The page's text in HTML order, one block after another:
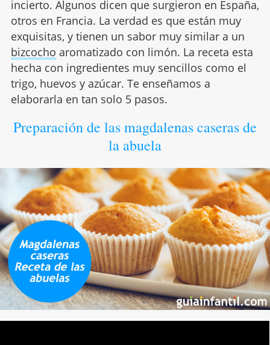
incierto. Algunos dicen que surgieron en España,
otros en Francia. La verdad es que están muy
exquisitas, y tienen un sabor muy similar a un
bizcocho aromatizado con limón. La receta esta
hecha con ingredientes muy sencillos como el
trigo, huevos y azúcar. Te enseñamos a
elaborarla en tan solo 5 pasos.
Preparación de las magdalenas caseras de
la abuela